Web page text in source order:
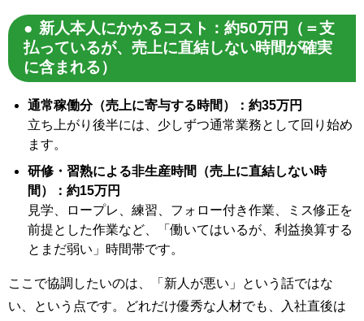
新人本人にかかるコスト：約50万円（＝支
払っているが、売上に直結しない時間が確実
に含まれる）
通常稼働分（売上に寄与する時間）：約35万円
立ち上がり後半には、少しずつ通常業務として回り始め
ます。
研修・習熟による非生産時間（売上に直結しない時
間）：約15万円
見学、ロープレ、練習、フォロー付き作業、ミス修正を
前提とした作業など、「働いてはいるが、利益換算する
とまだ弱い」時間帯です。
ここで協調したいのは、「新人が悪い」という話ではな
い、という点です。どれだけ優秀な人材でも、入社直後は